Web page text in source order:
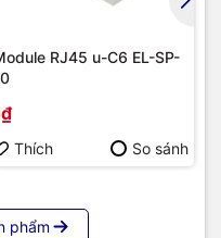
RJ45 u-C6 EL-SP-
Thích So sánh
phẩm